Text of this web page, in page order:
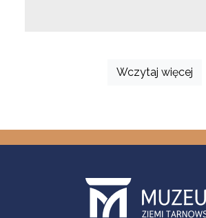
Wczytaj więcej